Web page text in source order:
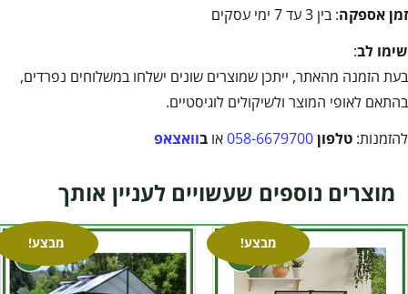
זמן אספקה: בין 3 עד 7 ימי עסקים
שימו לב:
בעת הזמנה מהאתר, ייתכן שמוצרים שונים ישלחו במשלוחים נפרדים,
בהתאם לאופי המוצר ולשיקולים לוגיסטיים.
להזמנות: טלפון058-6679700או בוואצאפ
מוצרים נוספים שעשויים לעניין אותך
מבצע! מבצע!